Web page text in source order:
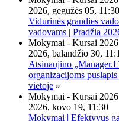
2026, gegužės 05, 11:30
Vidurinės grandies
vadovams | Pradžia
Mokymai - Kursai 2026
2026, balandžio 30,
Atsinaujino
organizacijoms
vietoje »
Mokymai - Kursai 2026
2026, kovo 19, 11:30
Mokymai | Efektyvus